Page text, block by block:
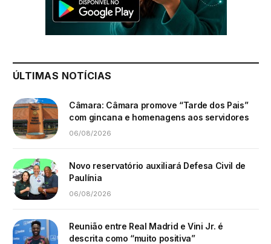
ÚLTIMAS NOTÍCIAS
Câmara: Câmara promove “Tarde dos Pais”
com gincana e homenagens aos servidores
06/08/2026
Novo reservatório auxiliará Defesa Civil de
Paulínia
06/08/2026
Reunião entre Real Madrid e Vini Jr. é
descrita como “muito positiva”